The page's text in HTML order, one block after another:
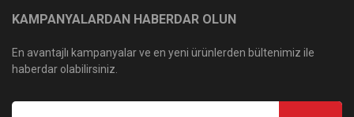
KAMPANYALARDAN HABERDAR OLUN
En avantajlı kampanyalar ve en yeni ürünlerden bültenimiz ile
haberdar olabilirsiniz.